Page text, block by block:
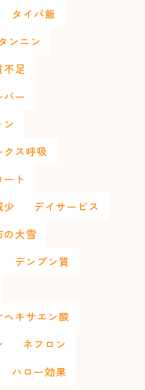
タイパ飯
タンニン
不足
バー
ン
ス呼吸
ト
少
デイサービス
の大雪
デンプン質
ヘキサエン酸
ネフロン
ハロー効果